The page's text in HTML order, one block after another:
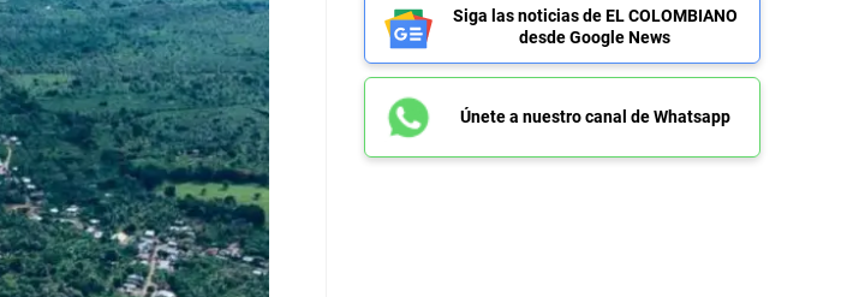
Siga las noticias de EL COLOMBIANO
desde Google News
Únete a nuestro canal de Whatsapp